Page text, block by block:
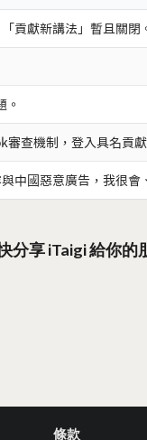
貢獻新講法」暫且關閉
。
查機制，登入具名貢
中國惡意廣告，我很會
分享 iTaigi 給你的
條款